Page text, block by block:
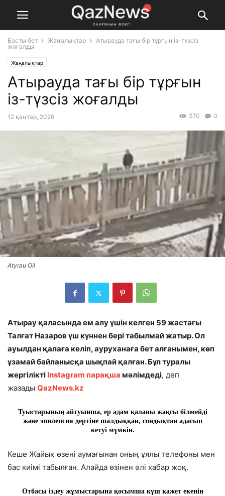
Басты бет Жаңалықтар
Атырауда тағы бір тұрғын із-түзсіз
жоғалды
Жаңалықтар
Атырауда тағы бір тұрғын
із-түзсіз жоғалды
12 қаңтар, 2026 0
270
Atyrau Oil
Атырау қаласында ем алу үшін келген 59 жастағы
Талғат Назаров үш күннен бері табылмай жатыр. Ол
ауылдан қалаға келіп, ауруханаға бет алғанымен, көп
ұзамай байланысқа шықпай қалған. Бұл туралы
жергілікті Instagram парақша мәлімдеді, деп
жазады QazNews.kz
Туыстарының айтуынша, ер адам қаланы жақсы білмейді
және эпилепсия дертіне шалдыққан, сондықтан адасып
кетуі мүмкін.
Кеше Жайық өзені аумағынан оның ұялы телефоны мен
бас киімі табылған. Алайда өзінен әлі хабар жоқ.
Отбасы іздеу жұмыстарына қосымша күш қажет екенін